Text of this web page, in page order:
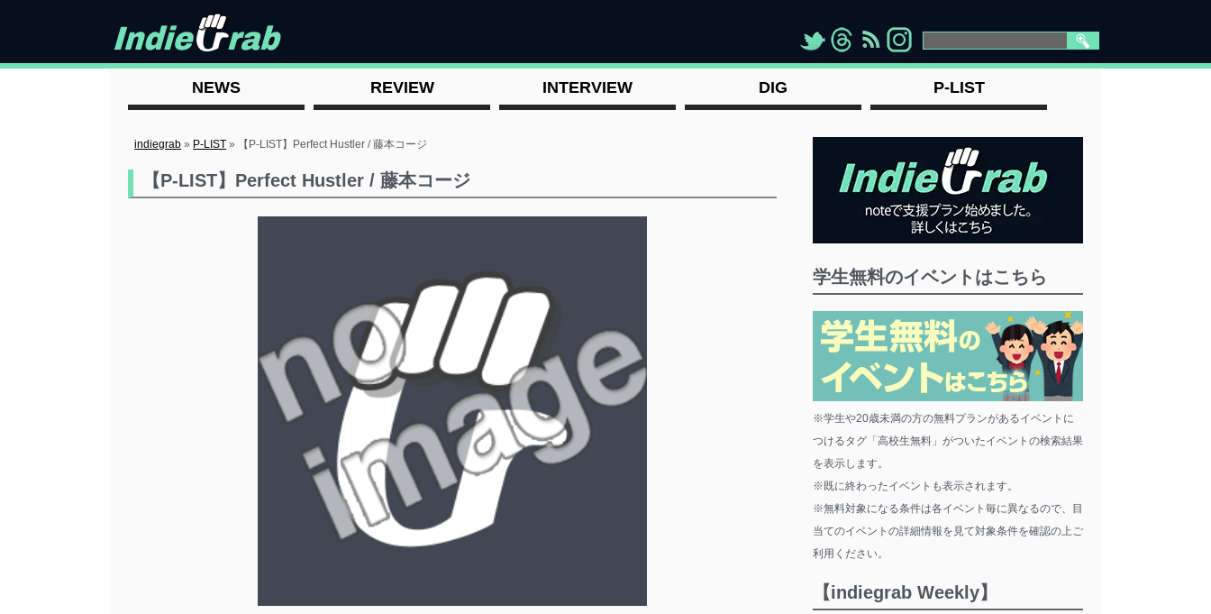
"> "> "> " >
NEWS REVIEW INTERVIEW DIG P-LIST
indiegrab » P-LIST » 【P-LIST】Perfect Hustler / 藤本コージ
【P-LIST】Perfect Hustler / 藤本コージ
学生無料のイベントはこちら
※学生や20歳未満の方の無料プランがあるイベントに
つけるタグ「高校生無料」がついたイベントの検索結果
を表示します。
※既に終わったイベントも表示されます。
※無料対象になる条件は各イベント毎に異なるので、目
当てのイベントの詳細情報を見て対象条件を確認の上ご
利用ください。
【indiegrab Weekly】